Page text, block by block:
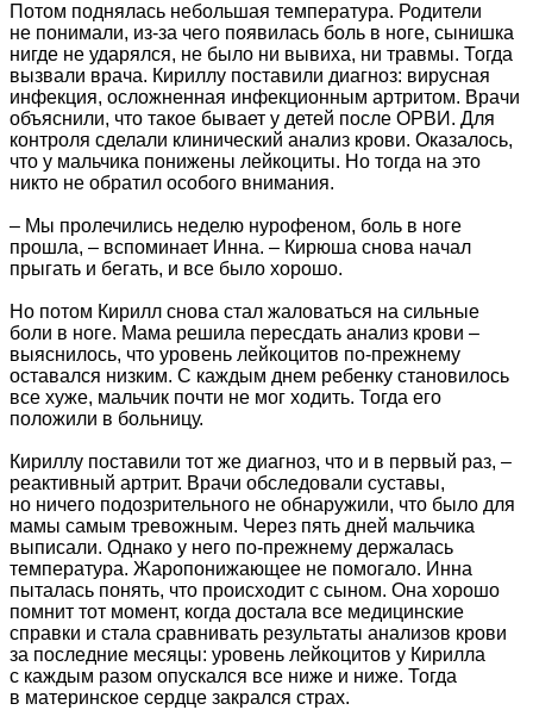
Потом поднялась небольшая температура. Родители
не понимали, из-за чего появилась боль в ноге, сынишка
нигде не ударялся, не было ни вывиха, ни травмы. Тогда
вызвали врача. Кириллу поставили диагноз: вирусная
инфекция, осложненная инфекционным артритом. Врачи
объяснили, что такое бывает у детей после ОРВИ. Для
контроля сделали клинический анализ крови. Оказалось,
что у мальчика понижены лейкоциты. Но тогда на это
никто не обратил особого внимания.
– Мы пролечились неделю нурофеном, боль в ноге
прошла, – вспоминает Инна. – Кирюша снова начал
прыгать и бегать, и все было хорошо.
Но потом Кирилл снова стал жаловаться на сильные
боли в ноге. Мама решила пересдать анализ крови –
выяснилось, что уровень лейкоцитов по-прежнему
оставался низким. С каждым днем ребенку становилось
все хуже, мальчик почти не мог ходить. Тогда его
положили в больницу.
Кириллу поставили тот же диагноз, что и в первый раз, –
реактивный артрит. Врачи обследовали суставы,
но ничего подозрительного не обнаружили, что было для
мамы самым тревожным. Через пять дней мальчика
выписали. Однако у него по-прежнему держалась
температура. Жаропонижающее не помогало. Инна
пыталась понять, что происходит с сыном. Она хорошо
помнит тот момент, когда достала все медицинские
справки и стала сравнивать результаты анализов крови
за последние месяцы: уровень лейкоцитов у Кирилла
с каждым разом опускался все ниже и ниже. Тогда
в материнское сердце закрался страх.